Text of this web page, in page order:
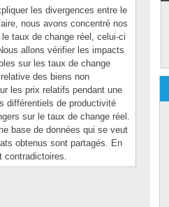
les divergences entre le
nous avons concentré nos
taux de change réel, celui-ci
allons vérifier les impacts
sur les taux de change
des biens non
les prix relatifs pendant une
différentiels de productivité
sur le taux de change réel.
base de données qui se veut
obtenus sont partagés. En
contradictoires.